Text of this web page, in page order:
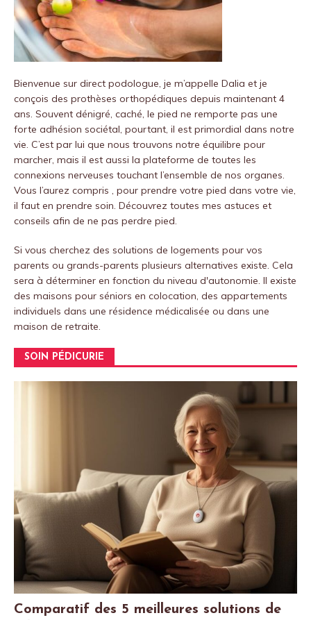
Bienvenue sur direct podologue, je m’appelle Dalia et je
conçois des prothèses orthopédiques depuis maintenant 4
ans. Souvent dénigré, caché, le pied ne remporte pas une
forte adhésion sociétal, pourtant, il est primordial dans notre
vie. C’est par lui que nous trouvons notre équilibre pour
marcher, mais il est aussi la plateforme de toutes les
connexions nerveuses touchant l’ensemble de nos organes.
Vous l’aurez compris , pour prendre votre pied dans votre vie,
il faut en prendre soin. Découvrez toutes mes astuces et
conseils afin de ne pas perdre pied.
Si vous cherchez des solutions de logements pour vos
parents ou grands-parents plusieurs alternatives existe. Cela
sera à déterminer en fonction du niveau d'autonomie. Il existe
des maisons pour séniors en colocation, des appartements
individuels dans une résidence médicalisée ou dans une
maison de retraite.
SOIN PÉDICURIE
Comparatif des 5 meilleures solutions de